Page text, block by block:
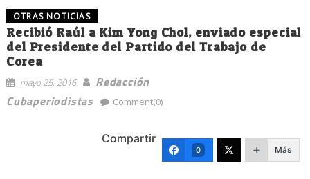
OTRAS NOTICIAS
Recibió Raúl a Kim Yong Chol, enviado especial
del Presidente del Partido del Trabajo de
Corea
mayo 25, 2016
Redacción
Cubaperiodistas
Comment(0)
Compartir
0 Más